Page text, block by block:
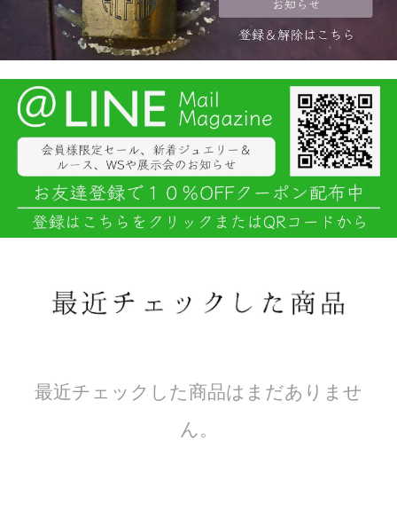
最近チェックした商品はまだありませ
ん。